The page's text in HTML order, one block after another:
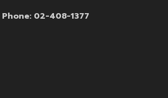
Phone: 02-408-1377